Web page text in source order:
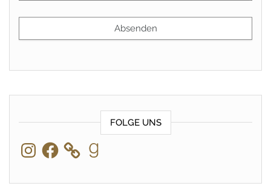
FOLGE UNS
InstagramFacebook Goodreads